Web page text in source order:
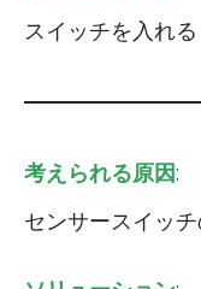
スイッチを入れる
考えられる原因:
センサースイッチ